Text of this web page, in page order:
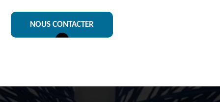
NOUS CONTACTER